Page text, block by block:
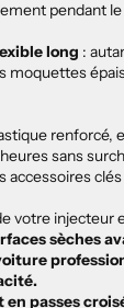
pendant
long :
moquettes
renforcé,
sans
accessoires
votre injecteur
sèches
passes